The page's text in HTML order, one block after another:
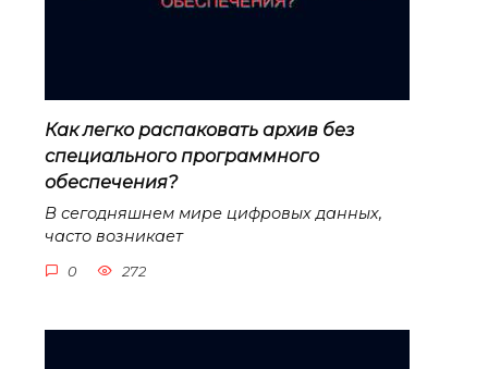
Как легко распаковать архив без
специального программного
обеспечения?
В сегодняшнем мире цифровых данных,
часто возникает
0 272